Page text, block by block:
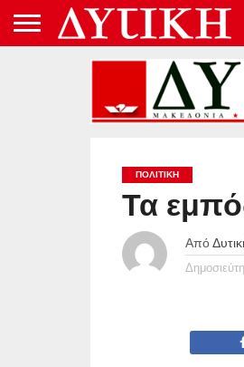
ΠΟΛΙΤΙΚΉ
Τα
Από